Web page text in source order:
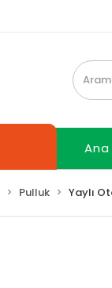
Pulluk Yaylı